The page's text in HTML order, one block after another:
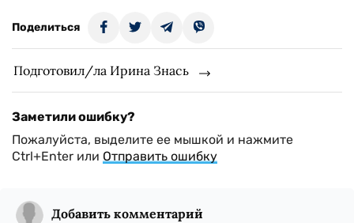
Поделиться
Подготовил/ла Ирина Знась
Заметили ошибку?
Пожалуйста, выделите ее мышкой и нажмите
Ctrl+Enter или Отправить ошибку
Добавить комментарий